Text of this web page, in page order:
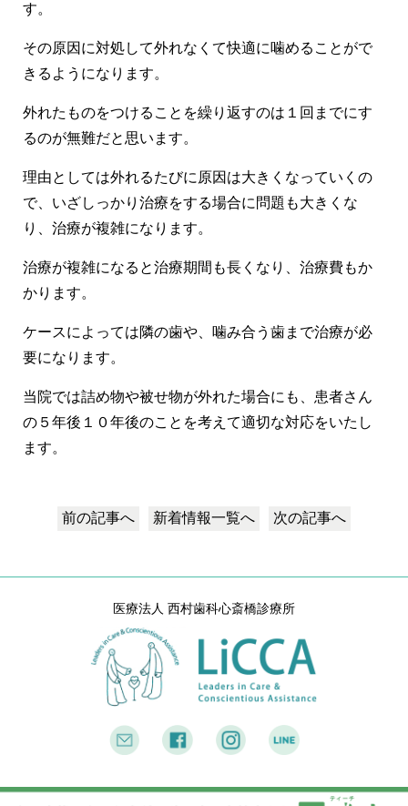
す。
その原因に対処して外れなくて快適に噛めることがで
きるようになります。
外れたものをつけることを繰り返すのは１回までにす
るのが無難だと思います。
理由としては外れるたびに原因は大きくなっていくの
で、いざしっかり治療をする場合に問題も大きくな
り、治療が複雑になります。
治療が複雑になると治療期間も長くなり、治療費もか
かります。
ケースによっては隣の歯や、噛み合う歯まで治療が必
要になります。
当院では詰め物や被せ物が外れた場合にも、患者さん
の５年後１０年後のことを考えて適切な対応をいたし
ます。
前の記事へ 新着情報一覧へ 次の記事へ
医療法人 西村歯科心斎橋診療所